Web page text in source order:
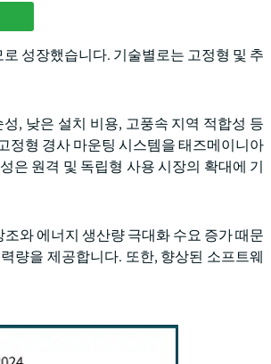
로 성장했습니다. 기술별로는 고정형 및 추
, 낮은 설치 비용, 고풍속 지역 적합성 등
정형 경사 마운팅 시스템을 태즈메이니아
은 원격 및 독립형 사용 시장의 확대에 기
와 에너지 생산량 극대화 수요 증가 때문
량을 제공합니다. 또한, 향상된 소프트웨